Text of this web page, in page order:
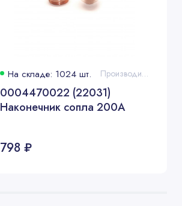
На складе: 1024 шт. Производитель: ESAB®
0004470022 (22031)
Наконечник сопла 200А
798 ₽